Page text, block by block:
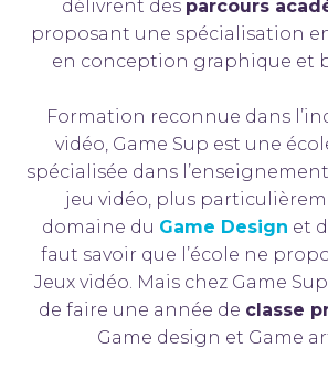
délivrent des parcours
proposant une spécialisation
en conception graphique et
Formation reconnue dans
vidéo, Game Sup est une
spécialisée dans
jeu vidéo, plus
domaine du Game Design et
faut savoir que l’école ne
Jeux vidéo. Mais chez Game
de faire une année de classe
Game design et Game